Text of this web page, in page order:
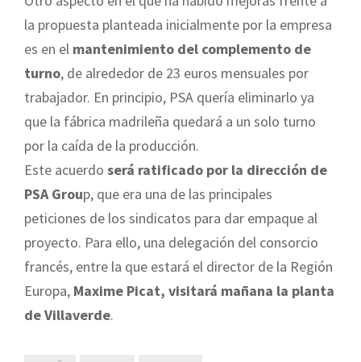
la propuesta planteada inicialmente por la empresa
es en el mantenimiento del complemento de
turno, de alrededor de 23 euros mensuales por
trabajador. En principio, PSA quería eliminarlo ya
que la fábrica madrileña quedará a un solo turno
por la caída de la producción.
Este acuerdo será ratificado por la dirección de
PSA Group, que era una de las principales
peticiones de los sindicatos para dar empaque al
proyecto. Para ello, una delegación del consorcio
francés, entre la que estará el director de la Región
Europa, Maxime Picat, visitará mañana la planta
de Villaverde.